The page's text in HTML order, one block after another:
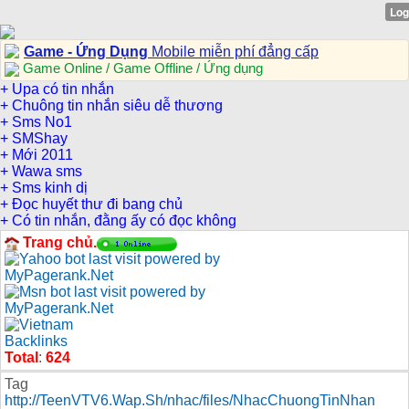
Game - Ứng Dụng Mobile miễn phí đẳng cấp
Game Online / Game Offline / Ứng dụng
+ Upa có tin nhắn
+ Chuông tin nhắn siêu dễ thương
+ Sms No1
+ SMShay
+ Mới 2011
+ Wawa sms
+ Sms kinh dị
+ Đọc huyết thư đi bang chủ
+ Có tin nhắn, đằng ấy có đọc không
Trang chủ.
Total : 624
Tag
http://TeenVTV6.Wap.Sh/nhac/files/NhacChuongTinNhan